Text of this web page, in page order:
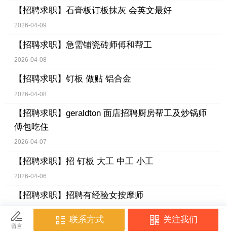
【招聘求职】 石膏板订板抹灰 会英文最好
2026-04-09
【招聘求职】 急需铺瓷砖师傅和帮工
2026-04-08
【招聘求职】 钉板 做贴 铝合金
2026-04-08
【招聘求职】 geraldton 面店招聘厨房帮工及炒锅师
傅包吃住
2026-04-07
【招聘求职】 招 钉板 大工 中工 小工
2026-04-06
【招聘求职】 招聘有经验女按摩师
2026-04-04
【招聘求职】正归按摩店招工